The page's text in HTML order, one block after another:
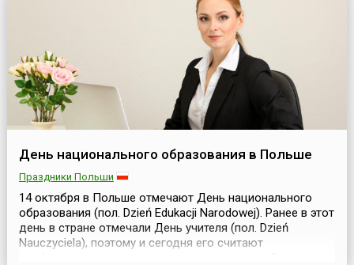
День национального образования в Польше
Праздники Польши
14 октября в Польше отмечают День национального
образования (пол. Dzień Edukacji Narodowej). Ранее в этот
день в стране отмечали День учителя (пол. Dzień
Nauczyciela), поэтому и сегодня его считают